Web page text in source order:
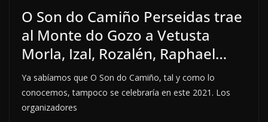
O Son do Camiño Perseidas trae
al Monte do Gozo a Vetusta
Morla, Izal, Rozalén, Raphael…
Ya sabíamos que O Son do Camiño, tal y como lo
conocemos, tampoco se celebraría en este 2021. Los
organizadores